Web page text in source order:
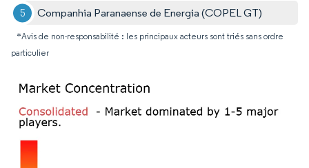
Companhia Paranaense de Energia (COPEL GT)
*Avis de non-responsabilité : les principaux acteurs sont triés sans ordre
particulier